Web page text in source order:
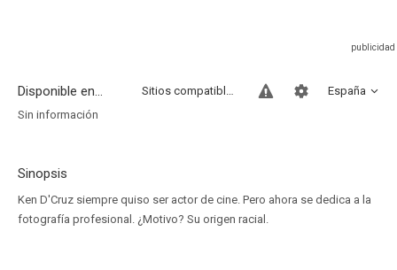
Disponible en... España
Sitios compatibles
Sin información
Sinopsis
Ken D'Cruz siempre quiso ser actor de cine. Pero ahora se dedica a la
fotografía profesional. ¿Motivo? Su origen racial.